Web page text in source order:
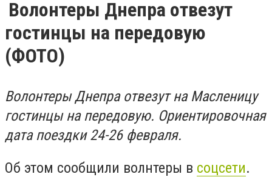
Волонтеры Днепра отвезут
гостинцы на передовую
(ФОТО)
Волонтеры Днепра отвезут на Масленицу
гостинцы на передовую. Ориентировочная
дата поездки 24-26 февраля.
Об этом сообщили волнтеры в соцсети.